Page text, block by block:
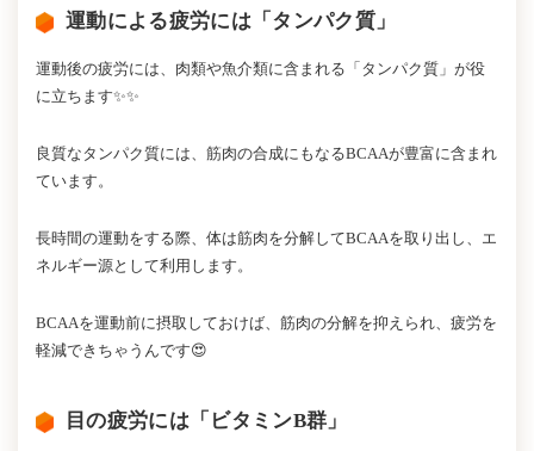
運動による疲労には「タンパク質」
運動後の疲労には、肉類や魚介類に含まれる「タンパク質」が役
に立ちます✨✨
良質なタンパク質には、筋肉の合成にもなるBCAAが豊富に含まれ
ています。
長時間の運動をする際、体は筋肉を分解してBCAAを取り出し、エ
ネルギー源として利用します。
BCAAを運動前に摂取しておけば、筋肉の分解を抑えられ、疲労を
軽減できちゃうんです😍
目の疲労には「ビタミンB群」